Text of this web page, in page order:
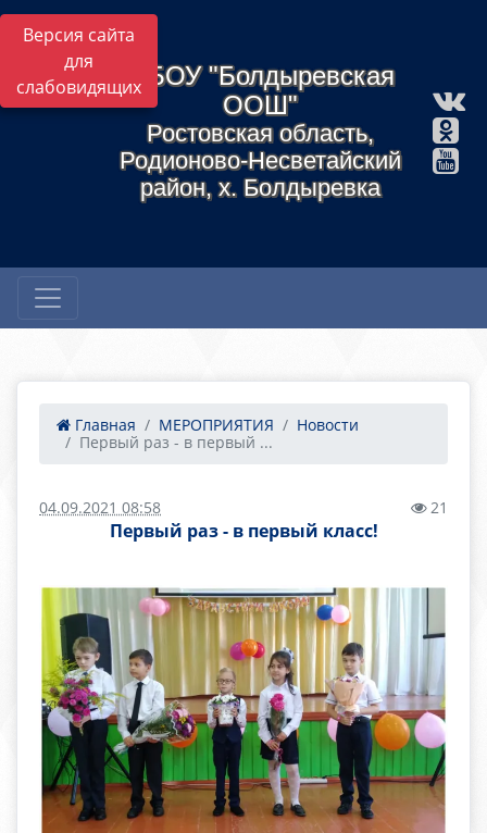
Версия сайта
для
слабовидящихМБОУ "Болдыревская
ООШ"
Ростовская область,
Родионово-Несветайский
район, х. Болдыревка
Главная МЕРОПРИЯТИЯ
Новости
Первый раз - в первый ...
04.09.2021 08:58 21
Первый раз - в первый класс!